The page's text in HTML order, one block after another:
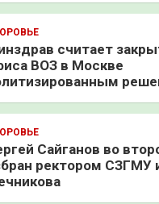
считает
ВОЗ в Москве
Сайганов во
ректором СЗГМУ